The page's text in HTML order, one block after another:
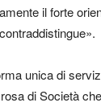
il forte
unica di
di Società